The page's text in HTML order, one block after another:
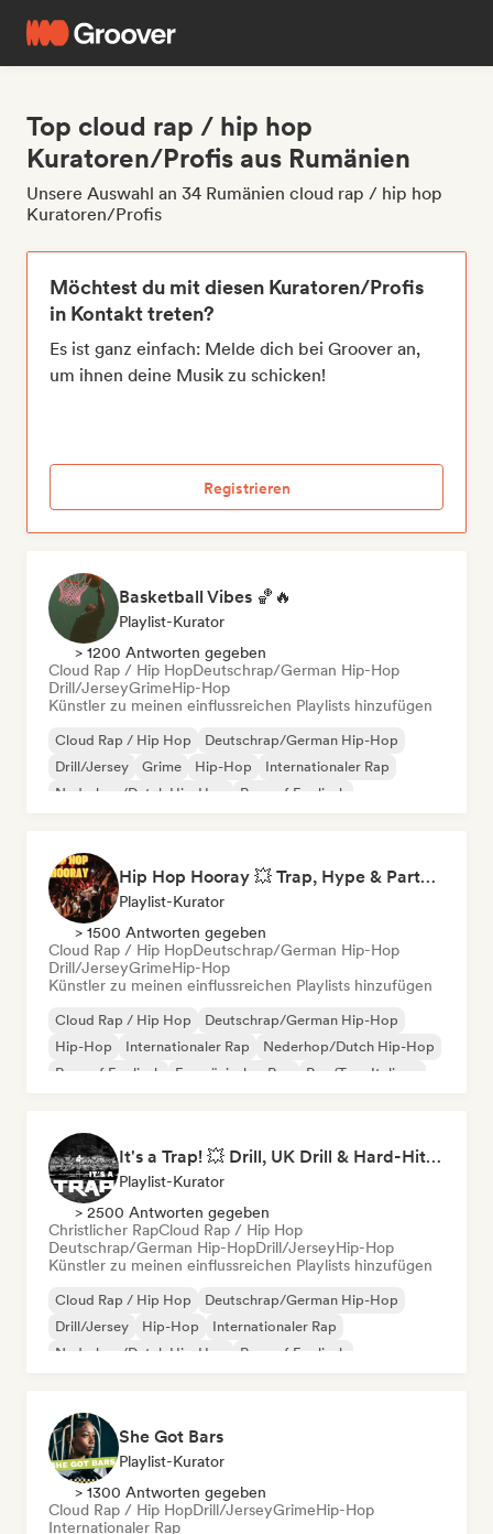
Top cloud rap / hip hop
Kuratoren/Profis aus Rumänien
Unsere Auswahl an 34 Rumänien cloud rap / hip hop
Kuratoren/Profis
Möchtest du mit diesen Kuratoren/Profis
in Kontakt treten?
Es ist ganz einfach: Melde dich bei Groover an,
um ihnen deine Musik zu schicken!
Registrieren
Basketball Vibes 🏀🔥
Playlist-Kurator
> 1200 Antworten gegeben
Cloud Rap / Hip HopDeutschrap/German Hip-Hop
Drill/JerseyGrimeHip-Hop
Künstler zu meinen einflussreichen Playlists hinzufügen
Cloud Rap / Hip Hop
Deutschrap/German Hip-Hop
Drill/Jersey
Grime Hip-Hop
Internationaler Rap
Nederhop/Dutch Hip-Hop
Rap auf Englisch
Hip Hop Hooray 💥 Trap, Hype & Party Rap Bangers
Playlist-Kurator
> 1500 Antworten gegeben
Cloud Rap / Hip HopDeutschrap/German Hip-Hop
Drill/JerseyGrimeHip-Hop
Künstler zu meinen einflussreichen Playlists hinzufügen
Cloud Rap / Hip Hop
Deutschrap/German Hip-Hop
Hip-Hop
Internationaler Rap
Nederhop/Dutch Hip-Hop
Rap auf Englisch
Französischer Rap Rap/Trap Italiano
It's a Trap! 💥 Drill, UK Drill & Hard-Hitting Trap
Playlist-Kurator
> 2500 Antworten gegeben
Christlicher RapCloud Rap / Hip Hop
Deutschrap/German Hip-HopDrill/JerseyHip-Hop
Künstler zu meinen einflussreichen Playlists hinzufügen
Cloud Rap / Hip Hop
Deutschrap/German Hip-Hop
Drill/Jersey
Hip-Hop
Internationaler Rap
Nederhop/Dutch Hip-Hop
Rap auf Englisch
She Got Bars
Playlist-Kurator
> 1300 Antworten gegeben
Cloud Rap / Hip HopDrill/JerseyGrimeHip-Hop
Internationaler Rap